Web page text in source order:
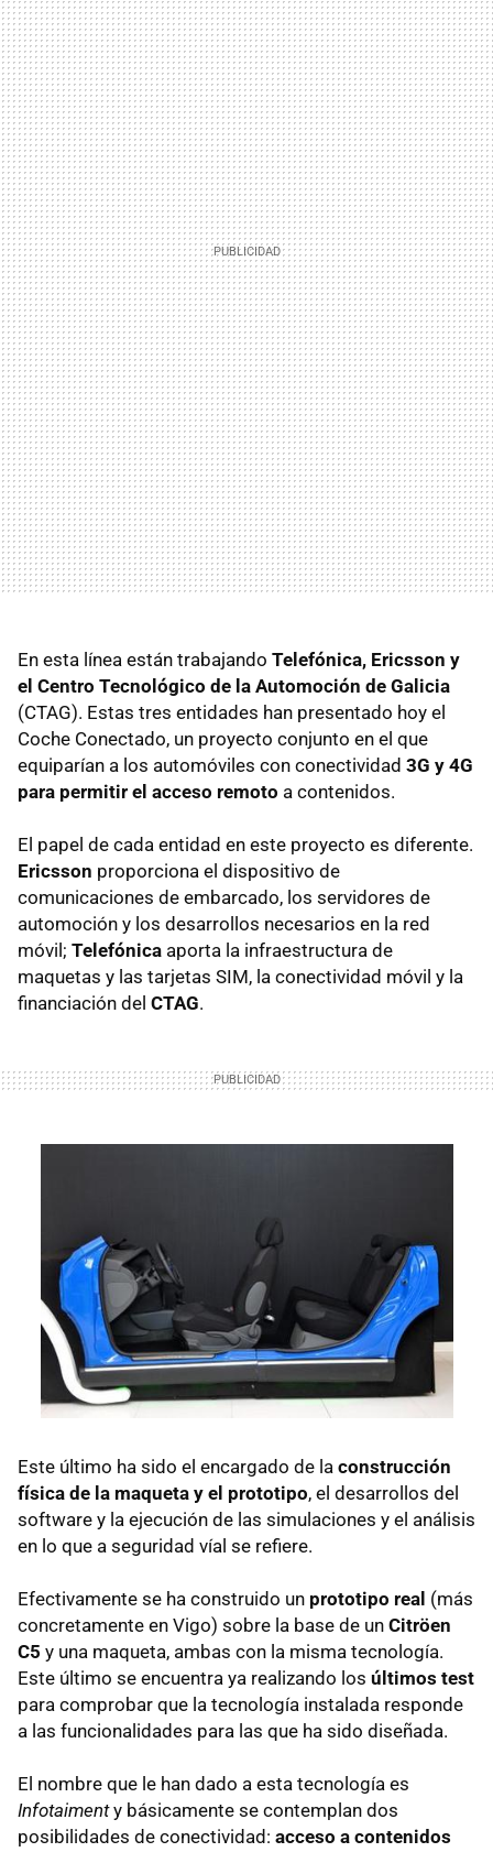
En esta línea están trabajando Telefónica, Ericsson y
el Centro Tecnológico de la Automoción de Galicia
(CTAG). Estas tres entidades han presentado hoy el
Coche Conectado, un proyecto conjunto en el que
equiparían a los automóviles con conectividad 3G y 4G
para permitir el acceso remoto a contenidos.
El papel de cada entidad en este proyecto es diferente.
Ericsson proporciona el dispositivo de
comunicaciones de embarcado, los servidores de
automoción y los desarrollos necesarios en la red
móvil; Telefónica aporta la infraestructura de
maquetas y las tarjetas SIM, la conectividad móvil y la
financiación del CTAG.
Este último ha sido el encargado de la construcción
física de la maqueta y el prototipo, el desarrollos del
software y la ejecución de las simulaciones y el análisis
en lo que a seguridad víal se refiere.
Efectivamente se ha construido un prototipo real (más
concretamente en Vigo) sobre la base de un Citröen
C5 y una maqueta, ambas con la misma tecnología.
Este último se encuentra ya realizando los últimos test
para comprobar que la tecnología instalada responde
a las funcionalidades para las que ha sido diseñada.
El nombre que le han dado a esta tecnología es
Infotaimenty básicamente se contemplan dos
posibilidades de conectividad: acceso a contenidos